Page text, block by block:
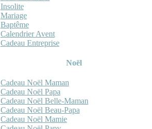
Insolite
Mariage
Baptême
Calendrier Avent
Cadeau Entreprise
Noël
Cadeau Noël Maman
Cadeau Noël Papa
Cadeau Noël Belle-Maman
Cadeau Noël Beau-Papa
Cadeau Noël Mamie